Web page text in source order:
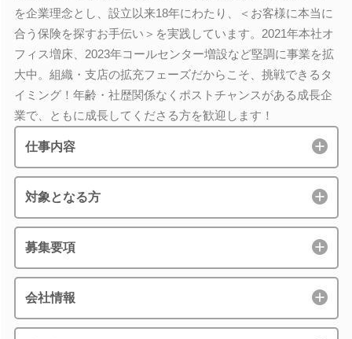
を企業理念とし、設立以来18年にわたり、＜お客様に本当に
合う保険を探すお手伝い＞を実践しています。2021年本社オ
フィス増床、2023年コールセンター増設など堅調に事業を拡
大中。組織・支店の拡充フェーズだからこそ、挑戦できるタ
イミング！年齢・社歴関係なくポストチャンスがある成長企
業で、ともに成長してくださる方を歓迎します！
仕事内容
対象となる方
募集要項
会社情報